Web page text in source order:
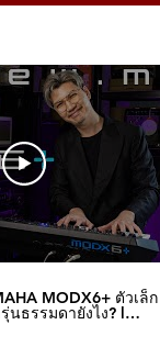
MODX6+ ตัวเล็ก
ธรรมดายังไง? l